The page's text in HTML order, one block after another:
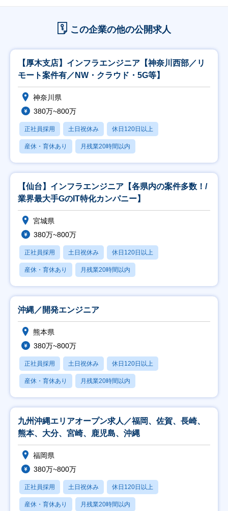
この企業の他の公開求人
【厚木支店】インフラエンジニア【神奈川西部／リ
モート案件有／NW・クラウド・5G等】
神奈川県
380万~800万
正社員採用 土日祝休み 休日120日以上
産休・育休あり 月残業20時間以内
【仙台】インフラエンジニア【各県内の案件多数！/
業界最大手GのIT特化カンパニー】
宮城県
380万~800万
正社員採用 土日祝休み 休日120日以上
産休・育休あり 月残業20時間以内
沖縄／開発エンジニア
熊本県
380万~800万
正社員採用 土日祝休み 休日120日以上
産休・育休あり 月残業20時間以内
九州沖縄エリアオープン求人／福岡、佐賀、長崎、
熊本、大分、宮崎、鹿児島、沖縄
福岡県
380万~800万
正社員採用 土日祝休み 休日120日以上
産休・育休あり 月残業20時間以内